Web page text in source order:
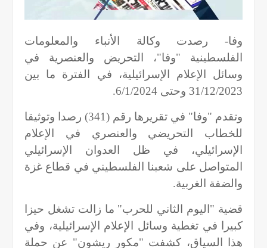
وفا- رصدت وكالة الأنباء والمعلومات
الفلسطينية "وفا"، التحريض والعنصرية في
وسائل الإعلام الإسرائيلية، في الفترة ما بين
31/12/2023 وحتى 6/1/2024.
وتقدم "وفا" في تقريرها رقم (341) رصدا وتوثيقا
للخطاب التحريضي والعنصري في الإعلام
الإسرائيلي، في ظل العدوان الإسرائيلي
المتواصل على شعبنا الفلسطيني في قطاع غزة
والضفة الغربية.
قضية "اليوم الثاني للحرب" ما زالت تشغل حيزا
كبيرا في تغطية وسائل الإعلام الإسرائيلية، وفي
هذا السياق، كشفت "مكور ريشون" عن حملة